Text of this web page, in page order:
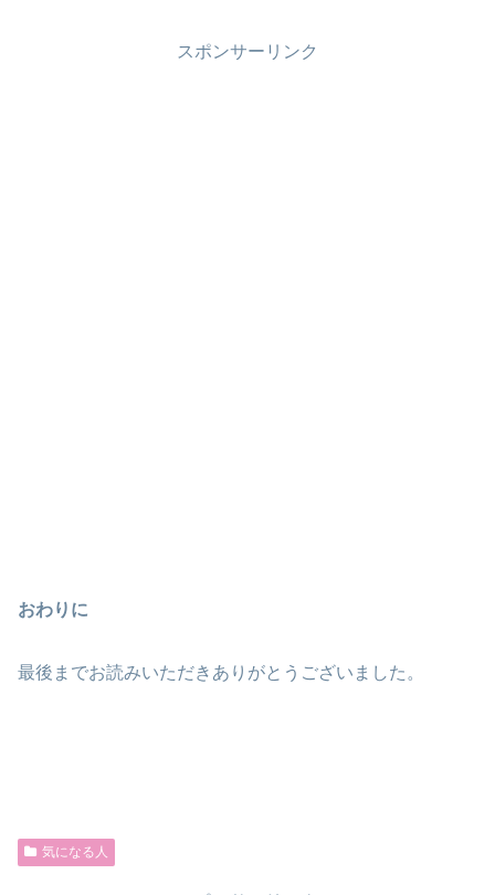
スポンサーリンク
おわりに
最後までお読みいただきありがとうございました。
気になる人